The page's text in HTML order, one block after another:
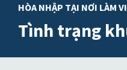
HÒA NHẬP TẠI NƠI LÀM
Tình trạng